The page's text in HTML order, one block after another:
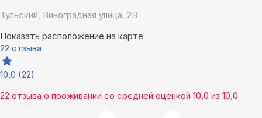
Тульский, Виноградная улица, 2В
Показать расположение на карте
22 отзыва
10,0 (22)
22 отзыва о проживании со средней оценкой 10,0 из 10,0